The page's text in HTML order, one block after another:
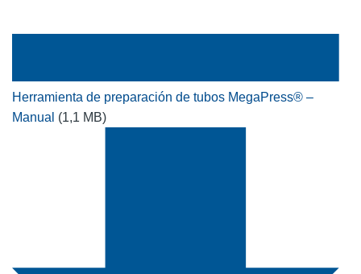
Herramienta de preparación de tubos MegaPress® –
Manual (1,1 MB)